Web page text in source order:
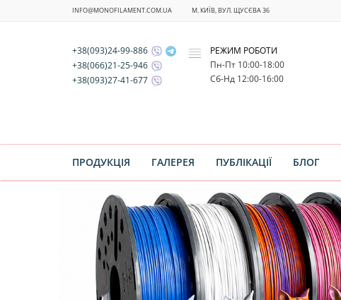
INFO@MONOFILAMENT.COM.UA М. КИЇВ, ВУЛ. ЩУСЄВА 36
+38(093)24-99-886
+38(066)21-25-946
+38(093)27-41-677
РЕЖИМ РОБОТИ
Пн-Пт 10:00-18:00
Cб-Нд 12:00-16:00
ПРОДУКЦІЯ ГАЛЕРЕЯ ПУБЛІКАЦІЇ БЛОГ